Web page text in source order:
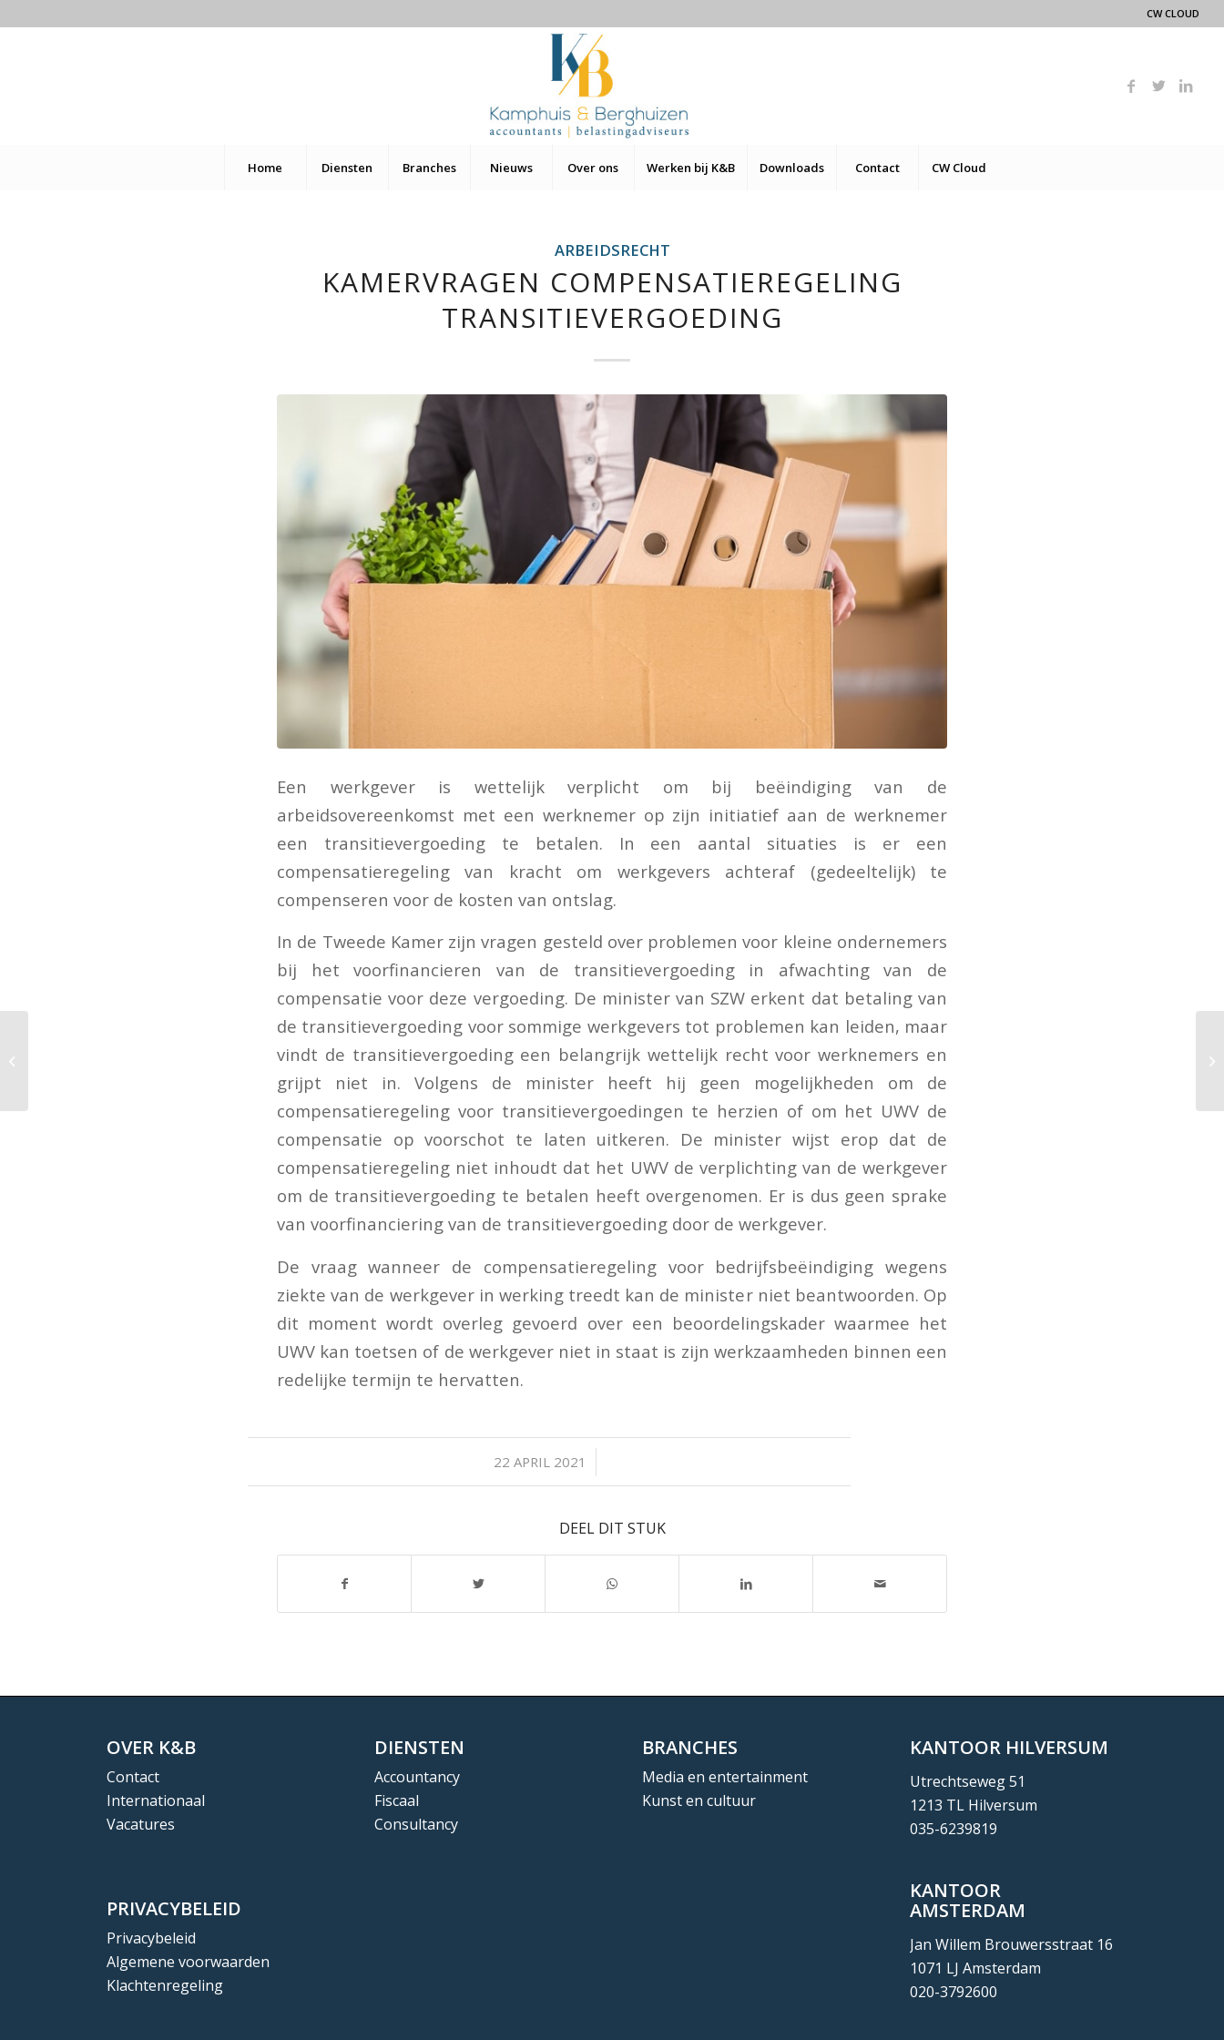
CW CLOUD
Home Diensten Branches Nieuws Over ons Werken bij K&B Downloads Contact CW Cloud
ARBEIDSRECHT
KAMERVRAGEN COMPENSATIEREGELING
TRANSITIEVERGOEDING
Een werkgever is wettelijk verplicht om bij beëindiging van de
arbeidsovereenkomst met een werknemer op zijn initiatief aan de werknemer
een transitievergoeding te betalen. In een aantal situaties is er een
compensatieregeling van kracht om werkgevers achteraf (gedeeltelijk) te
compenseren voor de kosten van ontslag.
In de Tweede Kamer zijn vragen gesteld over problemen voor kleine ondernemers
bij het voorfinancieren van de transitievergoeding in afwachting van de
compensatie voor deze vergoeding. De minister van SZW erkent dat betaling van
de transitievergoeding voor sommige werkgevers tot problemen kan leiden, maar
vindt de transitievergoeding een belangrijk wettelijk recht voor werknemers en
grijpt niet in. Volgens de minister heeft hij geen mogelijkheden om de
compensatieregeling voor transitievergoedingen te herzien of om het UWV de
compensatie op voorschot te laten uitkeren. De minister wijst erop dat de
compensatieregeling niet inhoudt dat het UWV de verplichting van de werkgever
om de transitievergoeding te betalen heeft overgenomen. Er is dus geen sprake
van voorfinanciering van de transitievergoeding door de werkgever.
De vraag wanneer de compensatieregeling voor bedrijfsbeëindiging wegens
ziekte van de werkgever in werking treedt kan de minister niet beantwoorden. Op
dit moment wordt overleg gevoerd over een beoordelingskader waarmee het
UWV kan toetsen of de werkgever niet in staat is zijn werkzaamheden binnen een
redelijke termijn te hervatten.
22 APRIL 2021
/
DEEL DIT STUK
OVER K&B
Contact
Internationaal
Vacatures
PRIVACYBELEID
Privacybeleid
Algemene voorwaarden
Klachtenregeling
DIENSTEN
Accountancy
Fiscaal
Consultancy
BRANCHES
Media en entertainment
Kunst en cultuur
KANTOOR HILVERSUM
Utrechtseweg 51
1213 TL Hilversum
035-6239819
KANTOOR
AMSTERDAM
Jan Willem Brouwersstraat 16
1071 LJ Amsterdam
020-3792600